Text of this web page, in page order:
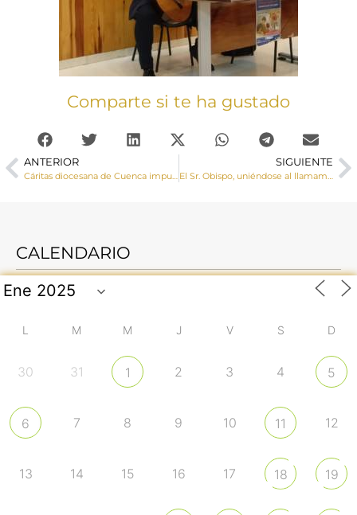
Comparte si te ha gustado
ANTERIOR
Cáritas diocesana de Cuenca impulsa un sistema de tarjetas monedero para dignificar el reparto de ayudas
SIGUIENTE
El Sr. Obispo, uniéndose al llamamiento que ha realizado el papa Francisco, pide oraciones por la paz en Ucrania
CALENDARIO
L M M J V S D
30 31 1 2 3 4 5
6 7 8 9 10 11 12
13 14 15 16 17 18 19